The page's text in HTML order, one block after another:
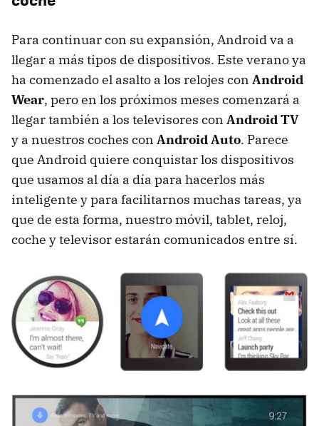
Para continuar con su expansión, Android va a
llegar a más tipos de dispositivos. Este verano ya
ha comenzado el asalto a los relojes con Android
Wear, pero en los próximos meses comenzará a
llegar también a los televisores con Android TV
y a nuestros coches con Android Auto. Parece
que Android quiere conquistar los dispositivos
que usamos al día a día para hacerlos más
inteligente y para facilitarnos muchas tareas, ya
que de esta forma, nuestro móvil, tablet, reloj,
coche y televisor estarán comunicados entre sí.